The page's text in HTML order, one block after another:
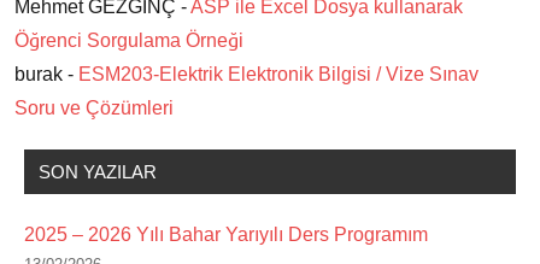
Mehmet GEZGİNÇ -ASP ile Excel Dosya kullanarak
Öğrenci Sorgulama Örneği
burak - ESM203-Elektrik Elektronik Bilgisi / Vize Sınav
Soru ve Çözümleri
SON YAZILAR
2025 – 2026 Yılı Bahar Yarıyılı Ders Programım